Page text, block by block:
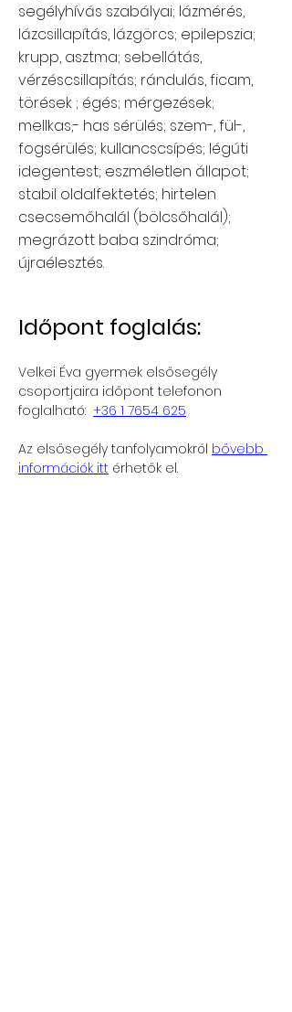
segélyhívás szabályai; lázmérés,
lázcsillapítás, lázgörcs; epilepszia;
krupp, asztma; sebellátás,
vérzéscsillapítás; rándulás, ficam,
törések ; égés; mérgezések;
mellkas,- has sérülés; szem-, fül-,
fogsérülés; kullancscsípés; légúti
idegentest; eszméletlen állapot;
stabil oldalfektetés; hirtelen
csecsemőhalál (bölcsőhalál);
megrázott baba szindróma;
újraélesztés.
Időpont foglalás:
Velkei Éva gyermek elsősegély
csoportjaira időpont telefonon
foglalható: +36 1 7654 625
Az elsősegély tanfolyamokról bővebb
információk itt érhetők el.